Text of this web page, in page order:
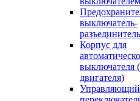
выключатель-
разъединитель
Корпус для
выключателя
двигателя)
Управляющий